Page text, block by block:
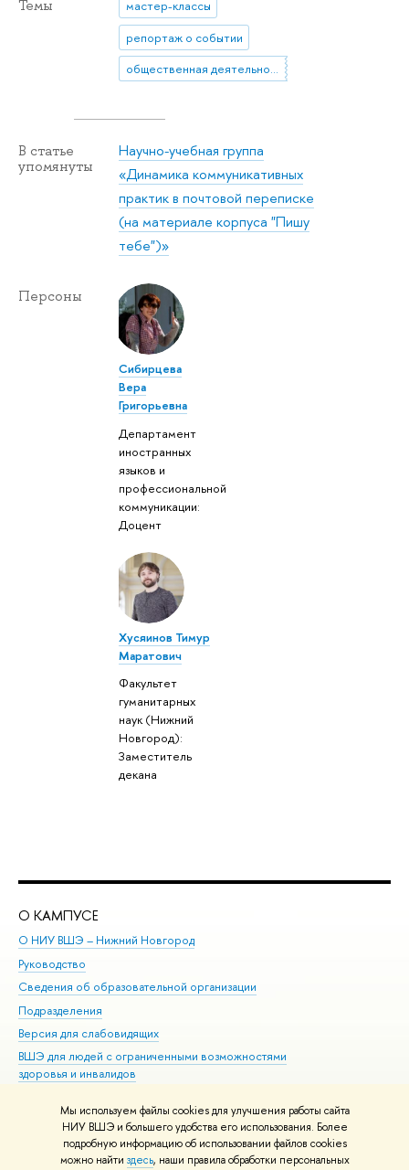
Мы используем файлы cookies для улучшения работы сайта
НИУ ВШЭ и большего удобства его использования. Более
подробную информацию об использовании файлов cookies
можно найти здесь, наши правила обработки персональных
Темы
мастер-классы
репортаж о событии
общественная деятельность
В статье
упомянуты
Научно-учебная группа
«Динамика коммуникативных
практик в почтовой переписке
(на материале корпуса "Пишу
тебе")»
Персоны
Сибирцева
Вера
Григорьевна
Департамент
иностранных
языков и
профессиональной
коммуникации:
Доцент
Хусяинов Тимур
Маратович
Факультет
гуманитарных
наук (Нижний
Новгород):
Заместитель
декана
О КАМПУСЕ
О НИУ ВШЭ – Нижний Новгород
Руководство
Сведения об образовательной организации
Подразделения
Версия для слабовидящих
ВШЭ для людей с ограниченными возможностями
здоровья и инвалидов